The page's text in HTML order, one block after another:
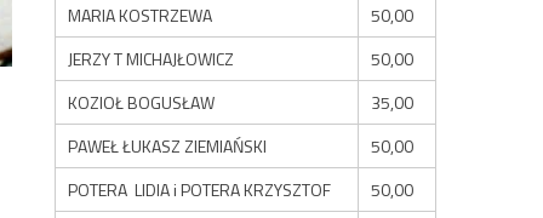
MARIA KOSTRZEWA
50,00
JERZY T MICHAJŁOWICZ
50,00
KOZIOŁ BOGUSŁAW
35,00
PAWEŁ ŁUKASZ ZIEMIAŃSKI
50,00
POTERA LIDIA i POTERA KRZYSZTOF
50,00